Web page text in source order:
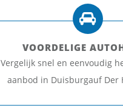
VOORDELIGE
Vergelijk snel en eenvoudig
aanbod in Duisburgauf Der